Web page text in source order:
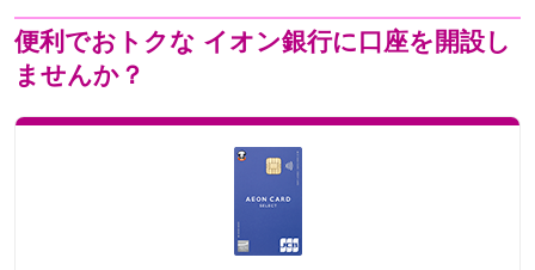
便利でおトクな イオン銀行に口座を開設し
ませんか？